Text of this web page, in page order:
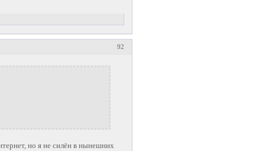
92
но я не силён в нынешних